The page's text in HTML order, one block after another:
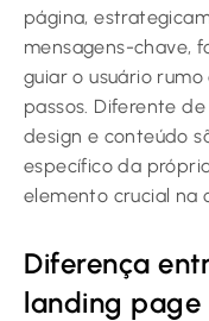
página,
mensagens-chave,
guiar o usuário
passos. Diferente
design e conteúdo
específico da
elemento crucial na
Diferença
landing page